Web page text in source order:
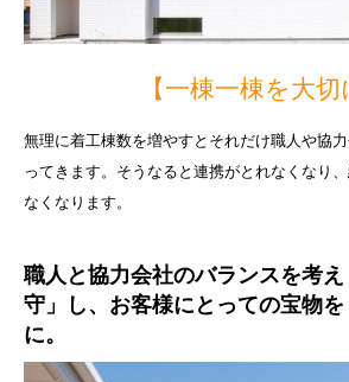
【一棟一棟を大切
無理に着工棟数を増やすとそれだけ職人や協
ってきます。そうなると連携がとれなくなり
なくなります。
職人と協力会社のバランスを考
守」し、お客様にとっての宝物を
に。